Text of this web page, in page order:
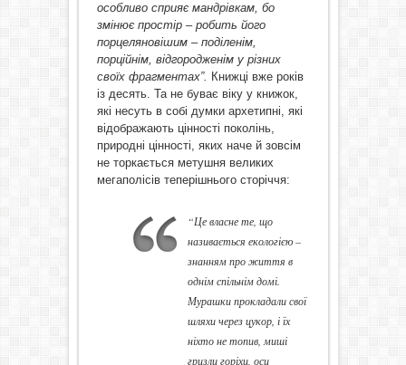
особливо сприяє мандрівкам, бо
змінює простір – робить його
порцеляновішим – поділенім,
порційнім, відгородженім у різних
своїх фрагментах”. Книжці вже років
із десять. Та не буває віку у книжок,
які несуть в собі думки архетипні, які
відображають цінності поколінь,
природні цінності, яких наче й зовсім
не торкається метушня великих
мегаполісів теперішнього сторіччя:
“Це власне те, що
називається екологією –
знанням про життя в
однім спільнім домі.
Мурашки прокладали свої
шляхи через цукор, і їх
ніхто не топив, миші
гризли горіхи, оси